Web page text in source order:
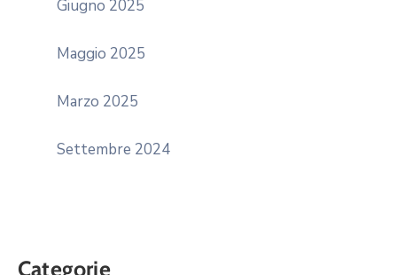
Giugno 2025
Maggio 2025
Marzo 2025
Settembre 2024
Categorie